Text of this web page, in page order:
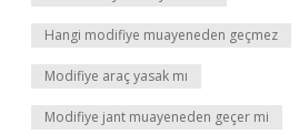
Hangi modifiye muayeneden geçmez
Modifiye araç yasak mı
Modifiye jant muayeneden geçer mi